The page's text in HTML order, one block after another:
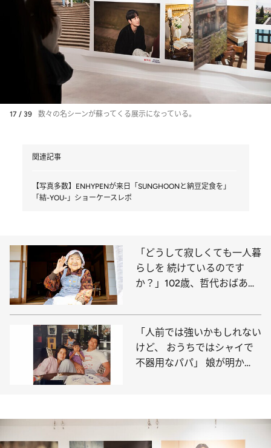
17 / 39 数々の名シーンが蘇ってくる展示になっている。
関連記事
【写真多数】ENHYPENが来日「SUNGHOONと納豆定食を」
「結-YOU-」ショーケースレポ
「どうして寂しくても一人暮
らしを 続けているのです
か？」102歳、哲代おばあち
「人前では強いかもしれない
けど、 おうちではシャイで
不器用なパパ」 娘が明か